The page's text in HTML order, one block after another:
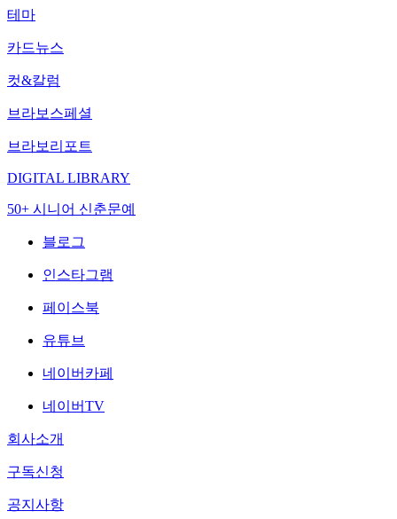
테마
카드뉴스
컷&칼럼
브라보스페셜
브라보리포트
DIGITAL LIBRARY
50+ 시니어 신춘문예
블로그
인스타그램
페이스북
유튜브
네이버카페
네이버TV
회사소개
구독신청
공지사항